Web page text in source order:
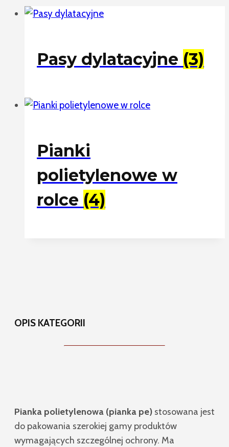
Pasy dylatacyjne (3)
Pianki
polietylenowe w
rolce (4)
OPIS KATEGORII
Pianka polietylenowa (pianka pe) stosowana jest
do pakowania szerokiej gamy produktów
wymagających szczególnej ochrony. Ma